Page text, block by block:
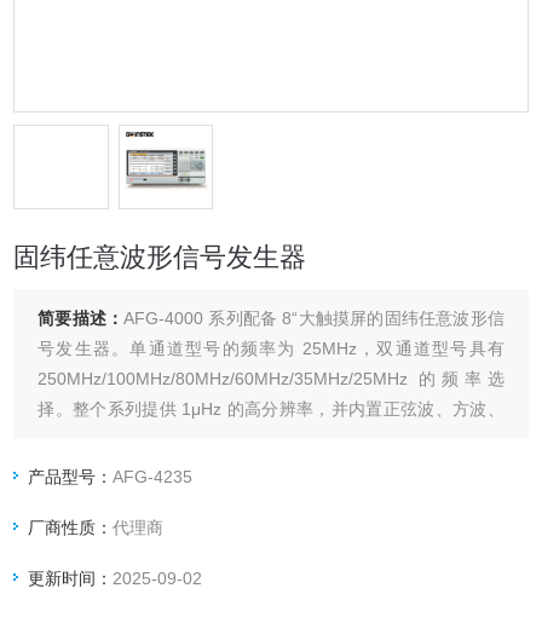
固纬任意波形信号发生器
简要描述：AFG-4000 系列配备 8“大触摸屏的固纬任意波形信
号发生器。单通道型号的频率为 25MHz，双通道型号具有
250MHz/100MHz/80MHz/60MHz/35MHz/25MHz 的频率选
择。整个系列提供 1μHz 的高分辨率，并内置正弦波、方波、
产品型号：AFG-4235
厂商性质：代理商
更新时间： 2025-09-02